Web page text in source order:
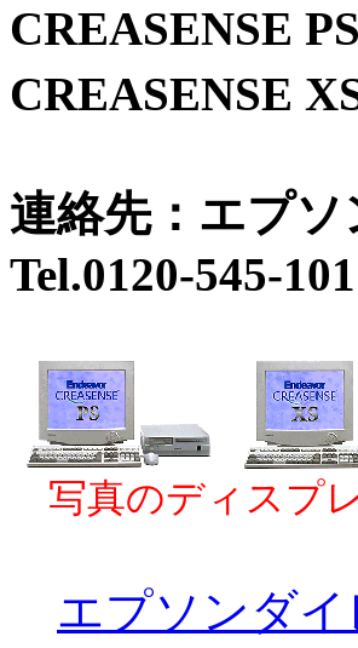
CREASENSE
CREASENSE
連絡先：エプ
Tel.0120-545-101
写真のディスプ
エプソンダ